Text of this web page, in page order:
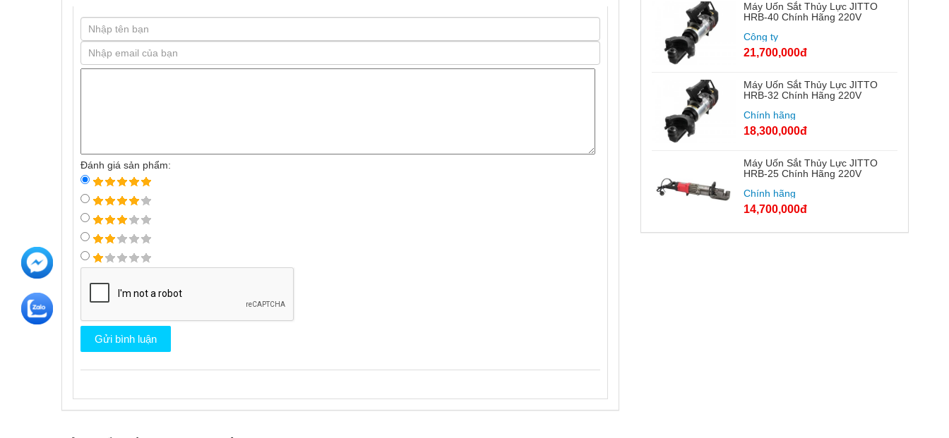
Đánh giá sản phẩm:
Máy Uốn Sắt Thủy Lực JITTO
HRB-40 Chính Hãng 220V
Công ty
21,700,000đ
Máy Uốn Sắt Thủy Lực JITTO
HRB-32 Chính Hãng 220V
Chính hãng
18,300,000đ
Máy Uốn Sắt Thủy Lực JITTO
HRB-25 Chính Hãng 220V
Chính hãng
14,700,000đ